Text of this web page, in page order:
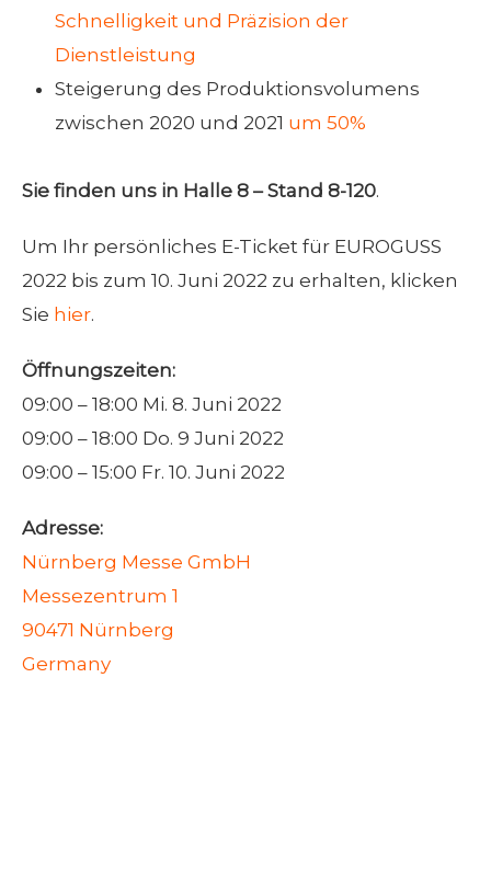
Schnelligkeit und Präzision der
Dienstleistung
Steigerung des Produktionsvolumens
zwischen 2020 und 2021 um 50%
Sie finden uns in Halle 8 – Stand 8-120.
Um Ihr persönliches E-Ticket für EUROGUSS
2022 bis zum 10. Juni 2022 zu erhalten, klicken
Sie hier.
Öffnungszeiten:
09:00 – 18:00 Mi. 8. Juni 2022
09:00 – 18:00 Do. 9 Juni 2022
09:00 – 15:00 Fr. 10. Juni 2022
Adresse:
Nürnberg Messe GmbH
Messezentrum 1
90471 Nürnberg
Germany